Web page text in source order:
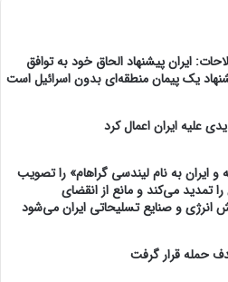
ایران پیشنهاد الحاق خود به توافق
یک پیمان منطقه‌ای بدون اسرائیل است
علیه ایران اعمال کرد
و ایران به نام لیندسی گراهام» را تصویب
تمدید می‌کند و مانع از انقضای
و صنایع تسلیحاتی ایران می‌شود
حمله قرار گرفت